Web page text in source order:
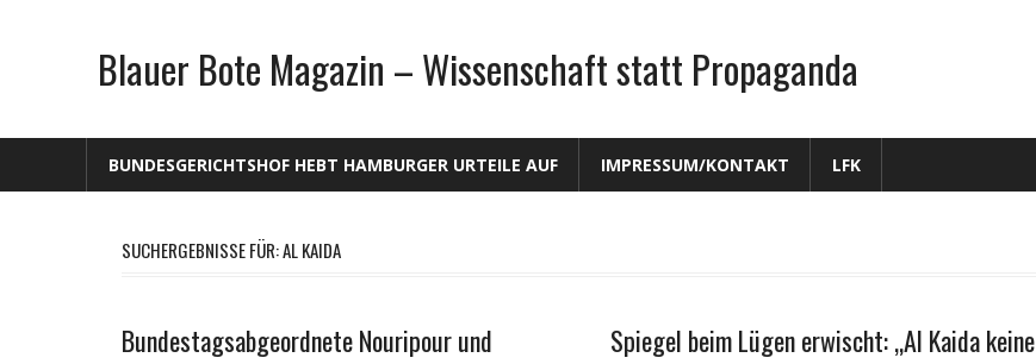
Blauer Bote Magazin – Wissenschaft statt Propaganda
BUNDESGERICHTSHOF HEBT HAMBURGER URTEILE AUF IMPRESSUM/KONTAKT LFK
SUCHERGEBNISSE FÜR:AL KAIDA
Gesellschaft
Bundestagsabgeordnete Nouripour und
Gesellschaft
Spiegel beim Lügen erwischt: „Al Kaida keine